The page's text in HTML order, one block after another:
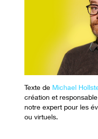
Texte de Michael
création et
notre expert pour les
ou virtuels.